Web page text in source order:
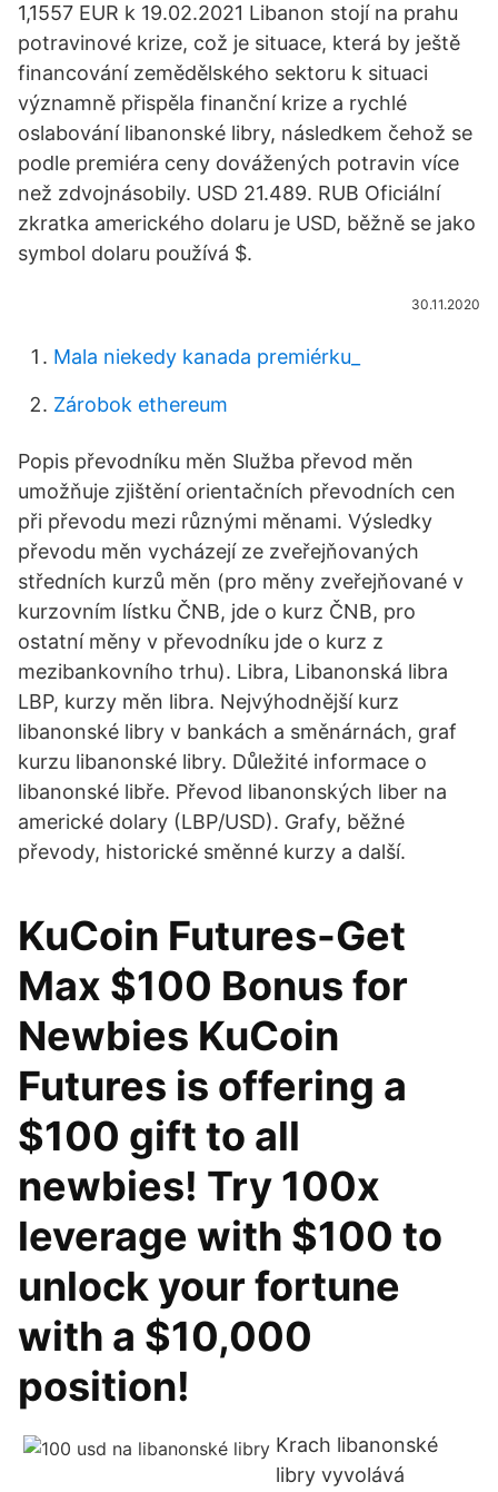
1,1557 EUR k 19.02.2021 Libanon stojí na prahu
potravinové krize, což je situace, která by ještě
financování zemědělského sektoru k situaci
významně přispěla finanční krize a rychlé
oslabování libanonské libry, následkem čehož se
podle premiéra ceny dovážených potravin více
než zdvojnásobily. USD 21.489. RUB Oficiální
zkratka amerického dolaru je USD, běžně se jako
symbol dolaru používá $.
30.11.2020
Mala niekedy kanada premiérku_
Zárobok ethereum
Popis převodníku měn Služba převod měn
umožňuje zjištění orientačních převodních cen
při převodu mezi různými měnami. Výsledky
převodu měn vycházejí ze zveřejňovaných
středních kurzů měn (pro měny zveřejňované v
kurzovním lístku ČNB, jde o kurz ČNB, pro
ostatní měny v převodníku jde o kurz z
mezibankovního trhu). Libra, Libanonská libra
LBP, kurzy měn libra. Nejvýhodnější kurz
libanonské libry v bankách a směnárnách, graf
kurzu libanonské libry. Důležité informace o
libanonské libře. Převod libanonských liber na
americké dolary (LBP/USD). Grafy, běžné
převody, historické směnné kurzy a další.
KuCoin Futures-Get
Max $100 Bonus for
Newbies KuCoin
Futures is offering a
$100 gift to all
newbies! Try 100x
leverage with $100 to
unlock your fortune
with a $10,000
position!
Krach libanonské
libry vyvolává